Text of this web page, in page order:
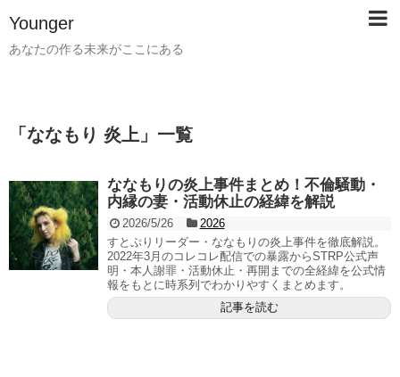
Younger
あなたの作る未来がここにある
「 ななもり 炎上 」 一覧
ななもりの炎上事件まとめ！不倫騒動・
内縁の妻・活動休止の経緯を解説
2026/5/26
2026
すとぷりリーダー・ななもりの炎上事件を徹底解説。
2022年3月のコレコレ配信での暴露からSTRP公式声
明・本人謝罪・活動休止・再開までの全経緯を公式情
報をもとに時系列でわかりやすくまとめます。
記事を読む